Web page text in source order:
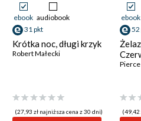
ebook audiobook
31 pkt
Krótka noc, długi krzyk
Robert Małecki
(27,93 zł najniższa cena z 30 dni)
ebook
52
(49,42